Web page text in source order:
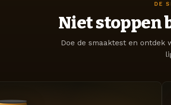
DE
Niet stoppen
Doe de smaaktest en